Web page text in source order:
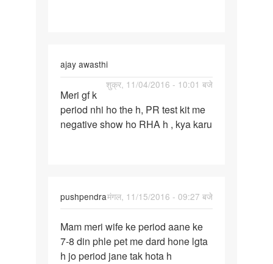
Time
ajay awasthi
शुक्र, 11/04/2016 - 10:01 बजे
Meri
gf
k
h
Meri gf k
period nhi ho the h, PR test kit me
negative show ho RHA h , kya karu
pushpendraमंगल, 11/15/2016 - 09:27 बजे
Mam
meri
wife
Mam meri wife ke period aane ke
7-8 din phle pet me dard hone lgta
h jo period jane tak hota h